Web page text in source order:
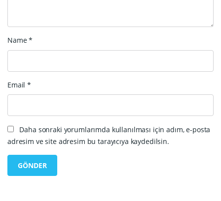
Name*
Email*
Daha sonraki yorumlarımda kullanılması için adım, e-posta
adresim ve site adresim bu tarayıcıya kaydedilsin.